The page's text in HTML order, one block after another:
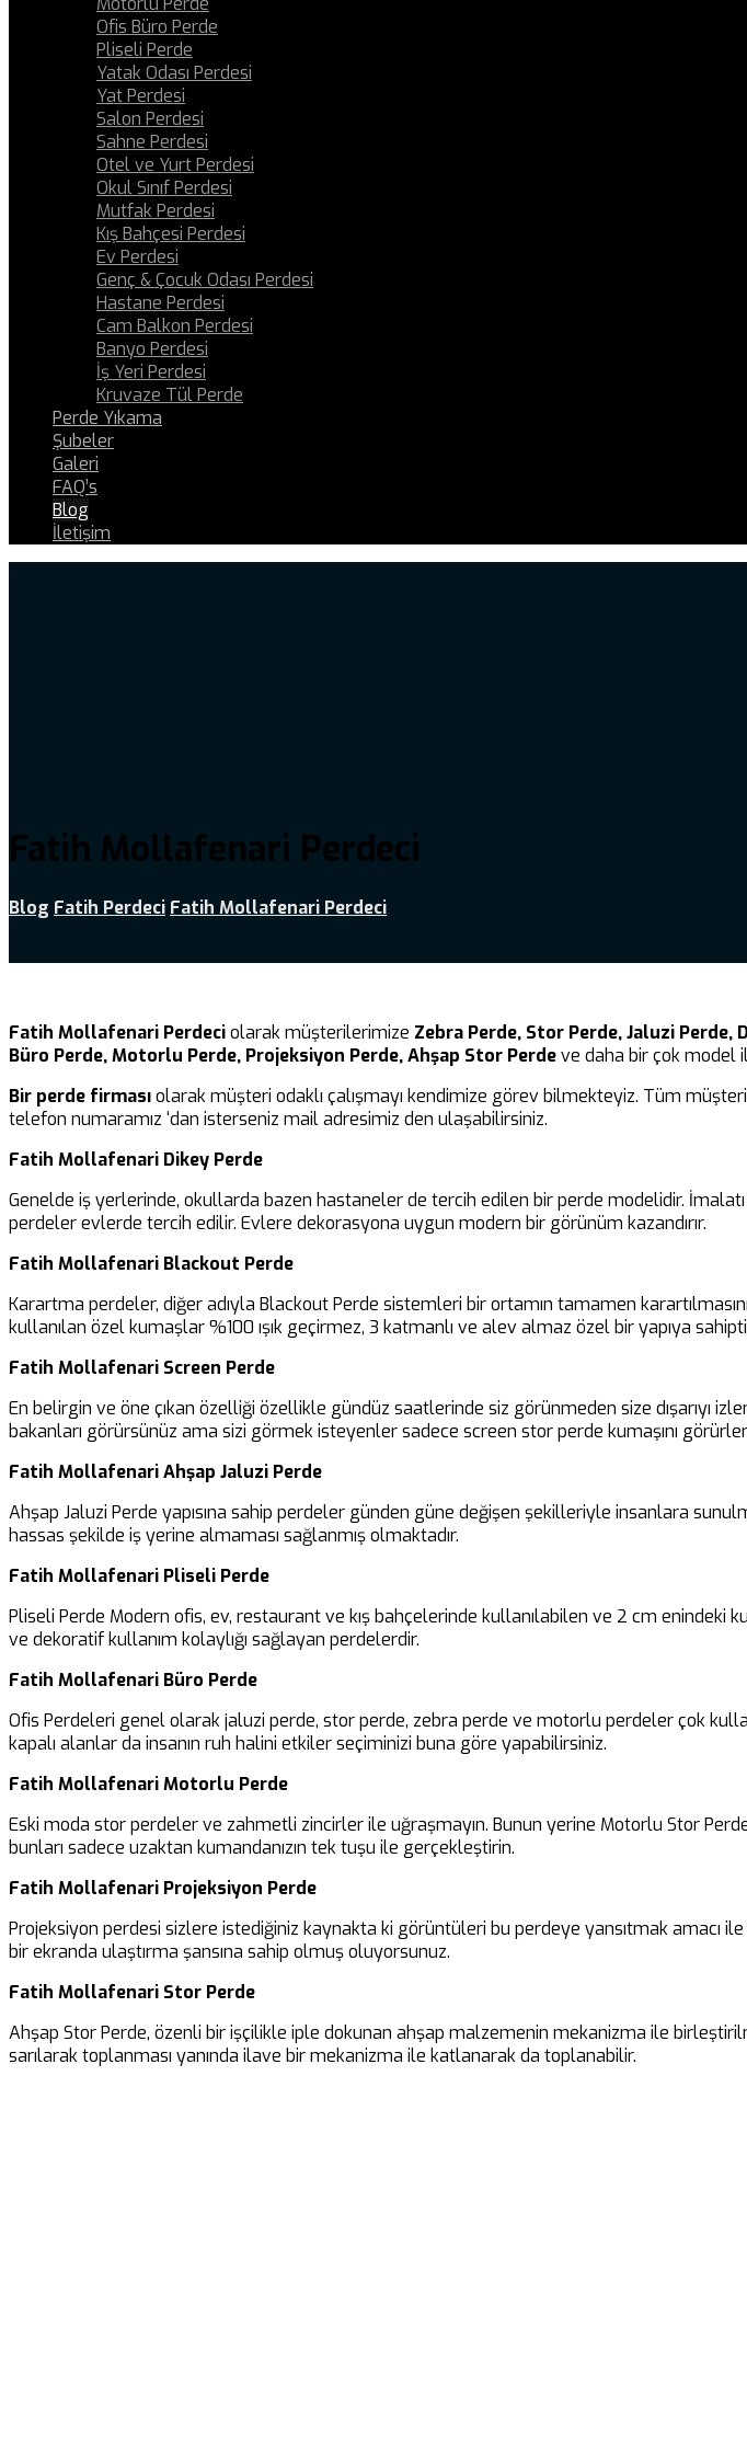
Ofis Büro Perde
Pliseli Perde
Yatak Odası Perdesi
Yat Perdesi
Salon Perdesi
Sahne Perdesi
Otel ve Yurt Perdesi
Okul Sınıf Perdesi
Mutfak Perdesi
Kış Bahçesi Perdesi
Ev Perdesi
Genç & Çocuk Odası Perdesi
Hastane Perdesi
Cam Balkon Perdesi
Banyo Perdesi
İş Yeri Perdesi
Kruvaze Tül Perde
Perde Yıkama
Şubeler
Galeri
FAQ’s
Blog
İletişim
Fatih Mollafenari Perdeci
Blog Fatih Perdeci Fatih Mollafenari Perdeci
Fatih Mollafenari Perdeciolarak müşterilerimize Zebra Perde, Stor Perde, Jaluzi Perde,
Büro Perde, Motorlu Perde, Projeksiyon Perde, Ahşap Stor Perdeve daha bir çok model
Bir perde firmasıolarak müşteri odaklı çalışmayı kendimize görev bilmekteyiz. Tüm
telefon numaramız ‘dan isterseniz mail adresimiz den ulaşabilirsiniz.
Fatih Mollafenari Dikey Perde
Genelde iş yerlerinde, okullarda bazen hastaneler de tercih edilen bir perde modelidir.
perdeler evlerde tercih edilir. Evlere dekorasyona uygun modern bir görünüm kazandırır.
Fatih Mollafenari Blackout Perde
Karartma perdeler, diğer adıyla Blackout Perde sistemleri bir ortamın tamamen
kullanılan özel kumaşlar %100 ışık geçirmez, 3 katmanlı ve alev almaz özel bir yapıya
Fatih Mollafenari Screen Perde
En belirgin ve öne çıkan özelliği özellikle gündüz saatlerinde siz görünmeden size dışarıyı
bakanları görürsünüz ama sizi görmek isteyenler sadece screen stor perde kumaşını
Fatih Mollafenari Ahşap Jaluzi Perde
Ahşap Jaluzi Perde yapısına sahip perdeler günden güne değişen şekilleriyle insanlara
hassas şekilde iş yerine almaması sağlanmış olmaktadır.
Fatih Mollafenari Pliseli Perde
Pliseli Perde Modern ofis, ev, restaurant ve kış bahçelerinde kullanılabilen ve 2 cm enindeki
ve dekoratif kullanım kolaylığı sağlayan perdelerdir.
Fatih Mollafenari Büro Perde
Ofis Perdeleri genel olarak jaluzi perde, stor perde, zebra perde ve motorlu perdeler çok
kapalı alanlar da insanın ruh halini etkiler seçiminizi buna göre yapabilirsiniz.
Fatih Mollafenari Motorlu Perde
Eski moda stor perdeler ve zahmetli zincirler ile uğraşmayın. Bunun yerine Motorlu Stor
bunları sadece uzaktan kumandanızın tek tuşu ile gerçekleştirin.
Fatih Mollafenari Projeksiyon Perde
Projeksiyon perdesi sizlere istediğiniz kaynakta ki görüntüleri bu perdeye yansıtmak amacı
bir ekranda ulaştırma şansına sahip olmuş oluyorsunuz.
Fatih Mollafenari Stor Perde
Ahşap Stor Perde, özenli bir işçilikle iple dokunan ahşap malzemenin mekanizma ile
sarılarak toplanması yanında ilave bir mekanizma ile katlanarak da toplanabilir.